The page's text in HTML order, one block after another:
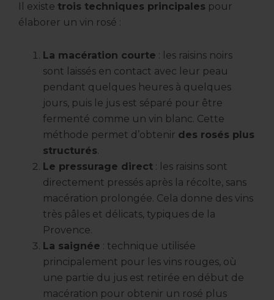
Il existe trois techniques principales pour
élaborer un vin rosé :
La macération courte : les raisins noirs
sont laissés en contact avec leur peau
pendant quelques heures à quelques
jours, puis le jus est séparé pour être
fermenté comme un vin blanc. Cette
méthode permet d’obtenir des rosés plus
structurés.
Le pressurage direct : les raisins sont
directement pressés après la récolte, sans
macération prolongée. Cela donne des vins
très pâles et délicats, typiques de la
Provence.
La saignée : technique utilisée
principalement pour les vins rouges, où
une partie du jus est retirée en début de
macération pour obtenir un rosé plus